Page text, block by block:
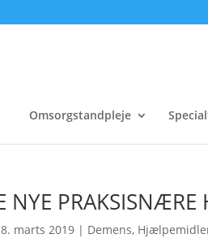
Omsorgstandpleje
NYE
marts 2019 | Demens,